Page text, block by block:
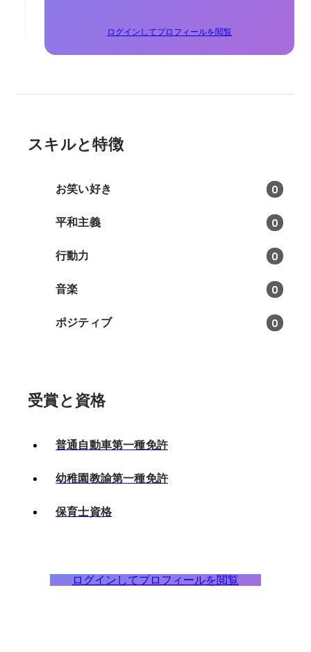
ログインしてプロフィールを閲覧
スキルと特徴
お笑い好き 0
平和主義 0
行動力 0
音楽 0
ポジティブ 0
受賞と資格
普通自動車第一種免許
幼稚園教諭第一種免許
保育士資格
ログインしてプロフィールを閲覧